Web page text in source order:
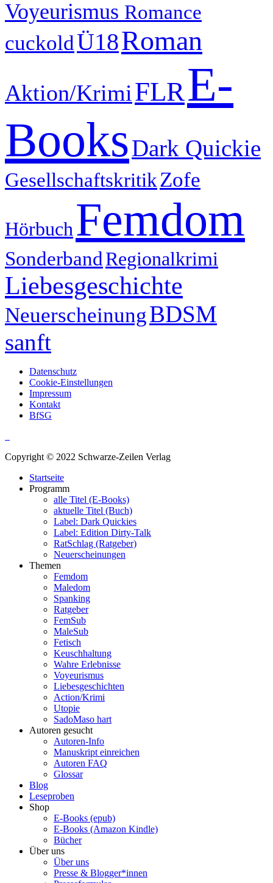
Voyeurismus Romance
cuckoldÜ18Roman
Aktion/KrimiFLRE-
BooksDark Quickie
GesellschaftskritikZofe
Hörbuch Femdom
SonderbandRegionalkrimi
Liebesgeschichte
NeuerscheinungBDSM
sanft
Datenschutz
Cookie-Einstellungen
Impressum
Kontakt
BfSG
Copyright © 2022 Schwarze-Zeilen Verlag
Startseite
Programm
alle Titel (E-Books)
aktuelle Titel (Buch)
Label: Dark Quickies
Label: Edition Dirty-Talk
RatSchlag (Ratgeber)
Neuerscheinungen
Themen
Femdom
Maledom
Spanking
Ratgeber
FemSub
MaleSub
Fetisch
Keuschhaltung
Wahre Erlebnisse
Voyeurismus
Liebesgeschichten
Action/Krimi
Utopie
SadoMaso hart
Autoren gesucht
Autoren-Info
Manuskript einreichen
Autoren FAQ
Glossar
Blog
Leseproben
Shop
E-Books (epub)
E-Books (Amazon Kindle)
Bücher
Über uns
Über uns
Presse & Blogger*innen